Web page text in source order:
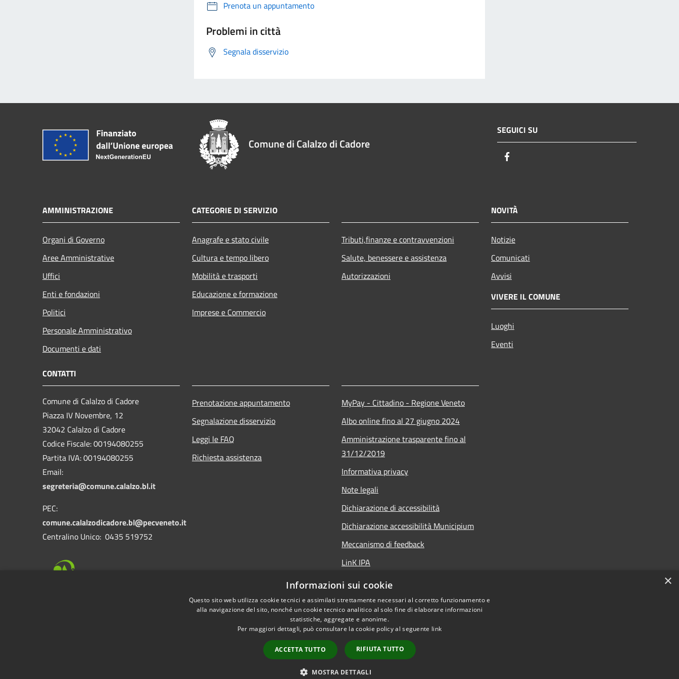
Prenota un appuntamento
Problemi in città
Segnala disservizio
Comune di Calalzo di Cadore
SEGUICI SU
AMMINISTRAZIONE
Organi di Governo
Aree Amministrative
Uffici
Enti e fondazioni
Politici
Personale Amministrativo
Documenti e dati
CATEGORIE DI SERVIZIO
Anagrafe e stato civile
Cultura e tempo libero
Mobilità e trasporti
Educazione e formazione
Imprese e Commercio
Tributi,finanze e contravvenzioni
Salute, benessere e assistenza
Autorizzazioni
NOVITÀ
Notizie
Comunicati
Avvisi
VIVERE IL COMUNE
Luoghi
Eventi
CONTATTI
Comune di Calalzo di Cadore
Piazza IV Novembre, 12
32042 Calalzo di Cadore
Codice Fiscale: 00194080255
Partita IVA: 00194080255
Email:
segreteria@comune.calalzo.bl.it
PEC:
comune.calalzodicadore.bl@pecveneto.it
Centralino Unico: 0435 519752
Prenotazione appuntamento
Segnalazione disservizio
Leggi le FAQ
Richiesta assistenza
MyPay - Cittadino - Regione Veneto
Albo online fino al 27 giugno 2024
Amministrazione trasparente fino al
31/12/2019
Informativa privacy
Note legali
Dichiarazione di accessibilità
Dichiarazione accessibilità Municipium
Meccanismo di feedback
LinK IPA
Social media policy
Copyright © 2026 • Comune di Calalzo di Cadore • Powered by
×
Informazioni sui cookie
Questo sito web utilizza cookie tecnici e assimilati strettamente necessari al corretto funzionamento e
alla navigazione del sito, nonché un cookie tecnico analitico al solo fine di elaborare informazioni
statistiche, aggregate e anonime.
Per maggiori dettagli, può consultare la cookie policy al seguente link
ACCETTA TUTTO RIFIUTA TUTTO
MOSTRA DETTAGLI